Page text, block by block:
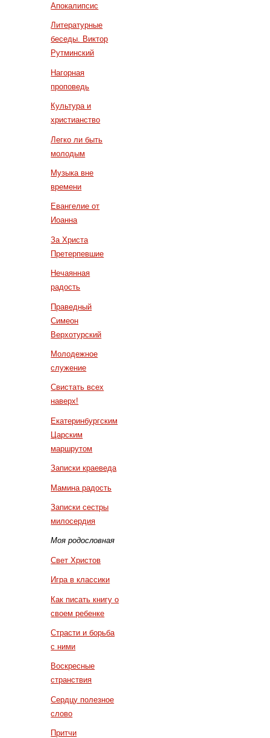
Апокалипсис
Литературные
беседы. Виктор
Рутминский
Нагорная
проповедь
Культура и
христианство
Легко ли быть
молодым
Музыка вне
времени
Евангелие от
Иоанна
За Христа
Претерпевшие
Нечаянная
радость
Праведный
Симеон
Верхотурский
Молодежное
служение
Свистать всех
наверх!
Екатеринбургским
Царским
маршрутом
Записки краеведа
Мамина радость
Записки сестры
милосердия
Моя родословная
Свет Христов
Игра в классики
Как писать книгу о
своем ребенке
Страсти и борьба
с ними
Воскресные
странствия
Сердцу полезное
слово
Притчи